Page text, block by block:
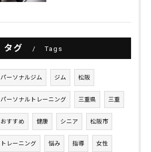
タグ Tags
パーソナルジム ジム 松阪
パーソナルトレーニング 三重県 三重
おすすめ 健康 シニア 松阪市
トレーニング 悩み 指導 女性